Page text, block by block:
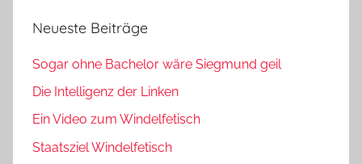
Neueste Beiträge
Sogar ohne Bachelor wäre Siegmund geil
Die Intelligenz der Linken
Ein Video zum Windelfetisch
Staatsziel Windelfetisch